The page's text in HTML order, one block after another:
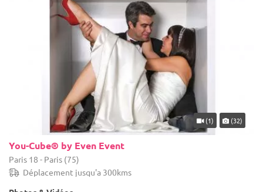
rapidement, nos professionnels sauront se montrer réactifs et à
l'écoute. Il ne fait aucun doute que vos convives se rappelleront
longtemps cet événement, que vous aurez mis en place grâce à
(1) (32)
You-Cube® by Even Event
Paris 18 - Paris (75)
Déplacement jusqu'a 300kms